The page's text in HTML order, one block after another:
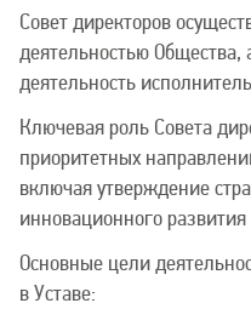
Совет директоров
деятельностью Общества,
деятельность
Ключевая роль Совета
приоритетных
включая утверждение
инновационного
Основные цели
в Уставе: